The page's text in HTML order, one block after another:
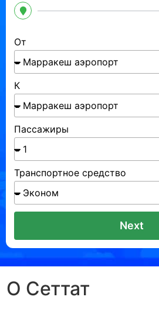
От
К
Пассажиры
Транспортное средство
Next
О Сеттат